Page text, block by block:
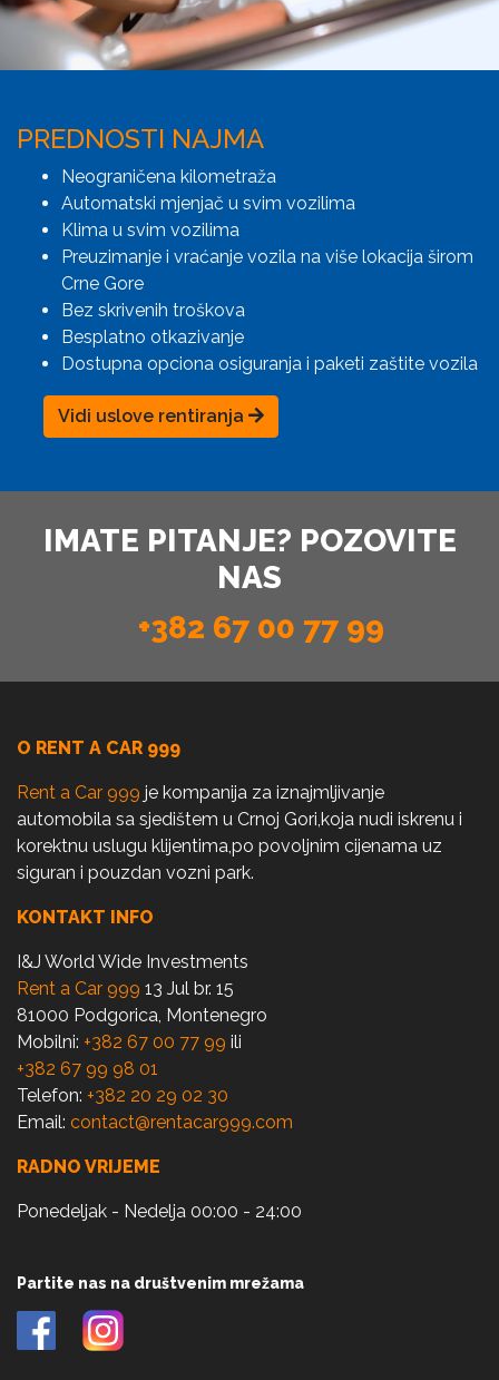
PREDNOSTI NAJMA
Neograničena kilometraža
Automatski mjenjač u svim vozilima
Klima u svim vozilima
Preuzimanje i vraćanje vozila na više lokacija širom
Crne Gore
Bez skrivenih troškova
Besplatno otkazivanje
Dostupna opciona osiguranja i paketi zaštite vozila
Vidi uslove rentiranja
IMATE PITANJE? POZOVITE
NAS
+382 67 00 77 99
O RENT A CAR 999
Rent a Car 999 je kompanija za iznajmljivanje
automobila sa sjedištem u Crnoj Gori,koja nudi iskrenu i
korektnu uslugu klijentima,po povoljnim cijenama uz
siguran i pouzdan vozni park.
KONTAKT INFO
I&J World Wide Investments
Rent a Car 999 13 Jul br. 15
81000 Podgorica, Montenegro
Mobilni: +382 67 00 77 99 ili
+382 67 99 98 01
Telefon: +382 20 29 02 30
Email: contact@rentacar999.com
RADNO VRIJEME
Ponedeljak - Nedelja 00:00 - 24:00
Partite nas na društvenim mrežama